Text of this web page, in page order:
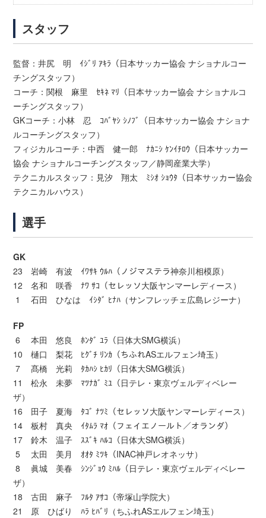
スタッフ
監督：井尻 明 ｲｼﾞﾘ ｱｷﾗ（日本サッカー協会 ナショナルコー
チングスタッフ）
コーチ：関根 麻里 ｾｷﾈ ﾏﾘ（日本サッカー協会 ナショナルコ
ーチングスタッフ）
GKコーチ：小林 忍 ｺﾊﾞﾔｼ ｼﾉﾌﾞ（日本サッカー協会 ナショナ
ルコーチングスタッフ）
フィジカルコーチ：中西 健一郎 ﾅｶﾆｼ ｹﾝｲﾁﾛｳ（日本サッカー
協会 ナショナルコーチングスタッフ／静岡産業大学）
テクニカルスタッフ：見汐 翔太 ﾐｼｵ ｼｮｳﾀ（日本サッカー協会
テクニカルハウス）
選手
GK
23 岩崎 有波 ｲﾜｻｷ ｳﾙﾊ（ノジマステラ神奈川相模原）
12 名和 咲香 ﾅﾜ ｻｺ（セレッソ大阪ヤンマーレディース）
1 石田 ひなは ｲｼﾀﾞ ﾋﾅﾊ（サンフレッチェ広島レジーナ）
FP
6 本田 悠良 ﾎﾝﾀﾞ ﾕﾗ（日体大SMG横浜）
10 樋口 梨花 ﾋｸﾞﾁ ﾘﾝｶ（ちふれASエルフェン埼玉）
7 髙橋 光莉 ﾀｶﾊｼ ﾋｶﾘ（日体大SMG横浜）
11 松永 未夢 ﾏﾂﾅｶﾞ ﾐﾕ（日テレ・東京ヴェルディベレー
ザ）
16 田子 夏海 ﾀｺﾞ ﾅﾂﾐ（セレッソ大阪ヤンマーレディース）
14 板村 真央 ｲﾀﾑﾗ ﾏｵ（フェイエノールト／オランダ）
17 鈴木 温子 ｽｽﾞｷ ﾊﾙｺ（日体大SMG横浜）
5 太田 美月 ｵｵﾀ ﾐﾂｷ（INAC神戸レオネッサ）
8 眞城 美春 ｼﾝｼﾞｮｳ ﾐﾊﾙ（日テレ・東京ヴェルディベレー
ザ）
18 古田 麻子 ﾌﾙﾀ ｱｻｺ（帝塚山学院大）
21 原 ひばり ﾊﾗ ﾋﾊﾞﾘ（ちふれASエルフェン埼玉）